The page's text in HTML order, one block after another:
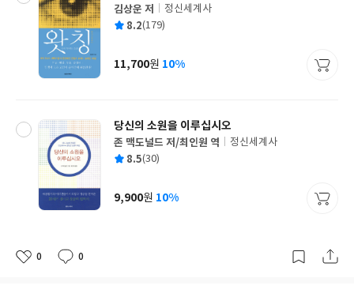
글
쓴
김상운 저
출
사
정신세계사
평 8.2(179)
가
11,700원 10%
당신의 소원을 이루십시오
글
쓴
존 맥도널드 저/최인원 역
출
사
정신세계사
평 8.5(30)
가
9,900원 10%
좋
0
댓
0
작